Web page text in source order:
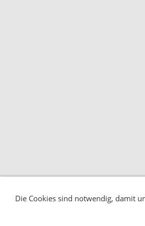
Versand Zahlungsbedingungen
Die Cookies sind notwendig, damit